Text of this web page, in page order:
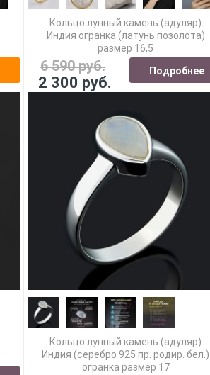
Кольцо лунный камень (адуляр)
Индия огранка (латунь позолота)
размер 16,5
6 590 руб.
2 300 руб.
Подробнее
Кольцо лунный камень (адуляр)
Индия (серебро 925 пр. родир. бел.)
огранка размер 17